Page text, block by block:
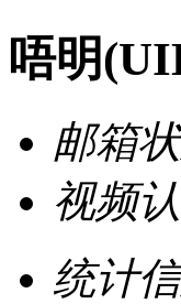
唔明
邮箱
视频
统计